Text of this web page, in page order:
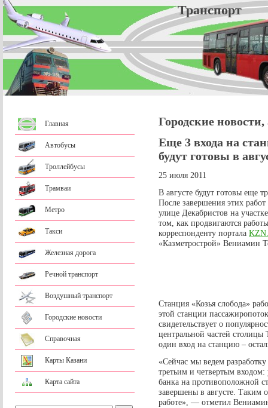
Главная
Автобусы
Троллейбусы
Трамваи
Метро
Такси
Железная дорога
Речной транспорт
Воздушный транспорт
Городские новости
Справочная
Карты Казани
Карта сайта
Городские
Еще 3 входа на
будут готовы в
25 июля 2011
В августе будут готовы еще
После завершения этих
улице Декабристов на
том, как продвигаются
корреспонденту портала
«Казметрострой» Вениамин
Станция «Козья слобода»
этой станции
свидетельствует о
центральной частей столицы
один вход на станцию –
«Сейчас мы ведем
третьим и четвертым входом:
банка на противоположной
завершены в августе. Таким
работе», — отметил